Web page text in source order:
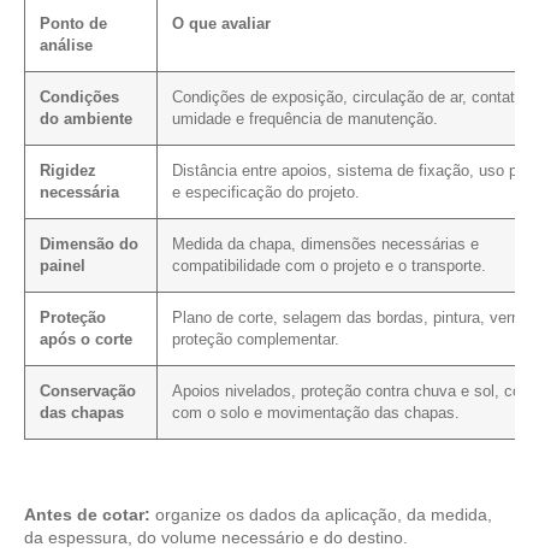
Ponto de
análise
O que avaliar
Condições
do ambiente
Condições de exposição, circulação de ar, contato
umidade e frequência de manutenção.
Rigidez
necessária
Distância entre apoios, sistema de fixação, uso
e especificação do projeto.
Dimensão do
painel
Medida da chapa, dimensões necessárias e
compatibilidade com o projeto e o transporte.
Proteção
após o corte
Plano de corte, selagem das bordas, pintura, verniz
proteção complementar.
Conservação
das chapas
Apoios nivelados, proteção contra chuva e sol,
com o solo e movimentação das chapas.
Antes de cotar: organize os dados da aplicação, da medida,
da espessura, do volume necessário e do destino.